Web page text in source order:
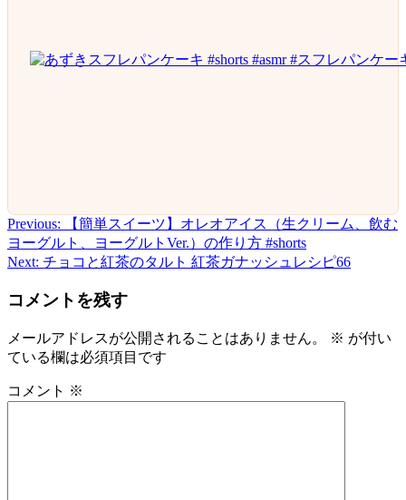
投
稿
ビ
ゲ
シ
Previous:
【簡単スイーツ】オレオアイス（生クリーム、飲む
ヨーグルト、ヨーグルトVer.）の作り方 #shorts
Next: チョコと紅茶のタルト 紅茶ガナッシュレシピ66
コメントを残す
メールアドレスが公開されることはありません。 ※ が付い
ている欄は必須項目です
コメント ※